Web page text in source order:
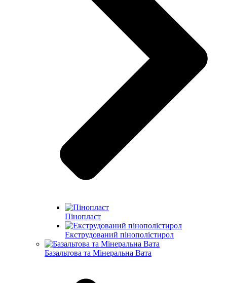
Пінопласт
Екструдований пінополістирол
Базальтова та Мінеральна Вата